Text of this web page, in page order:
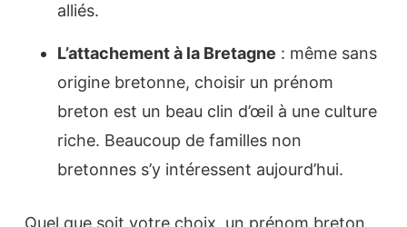
alliés.
L’attachement à la Bretagne : même sans
origine bretonne, choisir un prénom
breton est un beau clin d’œil à une culture
riche. Beaucoup de familles non
bretonnes s’y intéressent aujourd’hui.
Quel que soit votre choix, un prénom breton